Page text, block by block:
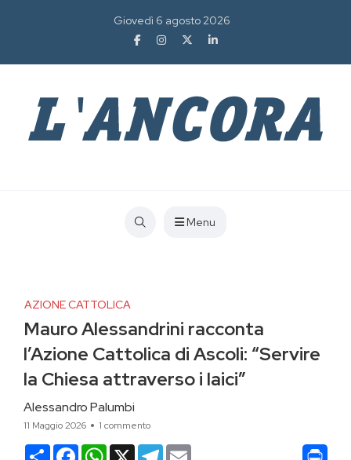
Giovedì 6 agosto 2026
Menu
AZIONE CATTOLICA
Mauro Alessandrini racconta
l’Azione Cattolica di Ascoli: “Servire
la Chiesa attraverso i laici”
Alessandro Palumbi
11 Maggio 2026 1 commento
CondividiFacebookWhatsApp
X Telegram